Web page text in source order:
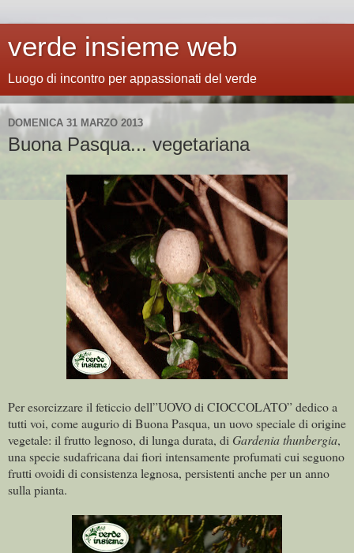
verde insieme web
Luogo di incontro per appassionati del verde
DOMENICA 31 MARZO 2013
Buona Pasqua... vegetariana
Per esorcizzare il feticcio dell”UOVO di CIOCCOLATO” dedico a
tutti voi, come augurio di Buona Pasqua, un uovo speciale di origine
vegetale: il frutto legnoso, di lunga durata, di Gardenia thunbergia,
una specie sudafricana dai fiori intensamente profumati cui seguono
frutti ovoidi di consistenza legnosa, persistenti anche per un anno
sulla pianta.